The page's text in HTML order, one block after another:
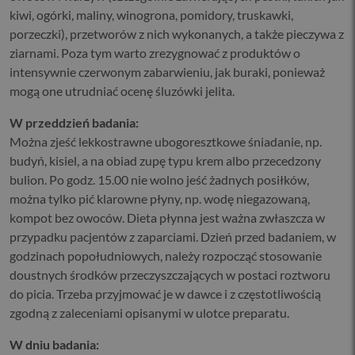
kiwi, ogórki, maliny, winogrona, pomidory, truskawki,
porzeczki), przetworów z nich wykonanych, a także pieczywa z
ziarnami. Poza tym warto zrezygnować z produktów o
intensywnie czerwonym zabarwieniu, jak buraki, ponieważ
mogą one utrudniać ocenę śluzówki jelita.
W przeddzień badania:
Można zjeść lekkostrawne ubogoresztkowe śniadanie, np.
budyń, kisiel, a na obiad zupę typu krem albo przecedzony
bulion. Po godz. 15.00 nie wolno jeść żadnych posiłków,
można tylko pić klarowne płyny, np. wodę niegazowaną,
kompot bez owoców. Dieta płynna jest ważna zwłaszcza w
przypadku pacjentów z zaparciami. Dzień przed badaniem, w
godzinach popołudniowych, należy rozpocząć stosowanie
doustnych środków przeczyszczających w postaci roztworu
do picia. Trzeba przyjmować je w dawce i z częstotliwością
zgodną z zaleceniami opisanymi w ulotce preparatu.
W dniu badania: